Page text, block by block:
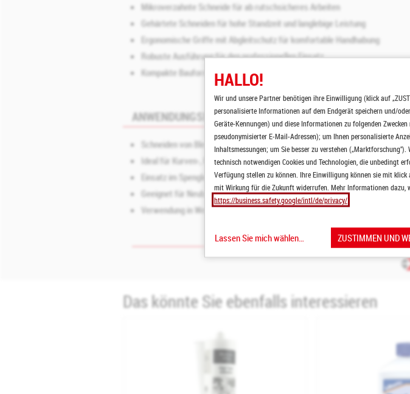
HALLO!
Wir und unsere Partner benötigen ihre Einwilligung (klick auf
personalisierte Informationen auf dem Endgerät speichern und/
Geräte-Kennungen) und diese Informationen zu folgenden
pseudonymisierter E-Mail-Adressen); um Ihnen personalisierte
Inhaltsmessungen; um Sie besser zu verstehen
technisch notwendigen Cookies und Technologien, die unbedingt
Verfügung stellen zu können. Ihre Einwilligung können sie mit
mit Wirkung für die Zukunft widerrufen. Mehr Informationen dazu,
https://business.safety.google/intl/de/privacy/
ZUSTIMMEN UND
Lassen Sie mich wählen…
Mikroverzahnte Schneide für ab rutschsicheres Arbeiten
Gehärtete Schneiden für hohe Standzeit und langlebige Leistung
Ergonomische Griffe mit Abgleitschutz für komfortable Handhabung
Robuste Ausführung für den professionellen Einsatz
Kompakte Bauform für kontrolliertes Arbeiten auch an schwer zugänglichen
ANWENDUNGSBEREICH
Schneiden von Blechmaterialien wie Stahl, Aluminium, Kupfer oder Zink
Ideal für Kurven-, Radius- und Figurenschnitte in der Blechbearbeitung
Einsatz im Spengler‑, Dachdecker‑ und Metallbauhandwerk
Geeignet für Neubau, Sanierung und Reparaturarbeiten
Verwendung in Werkstatt, Montage und auf der Baustelle
Das könnte Sie ebenfalls interessieren